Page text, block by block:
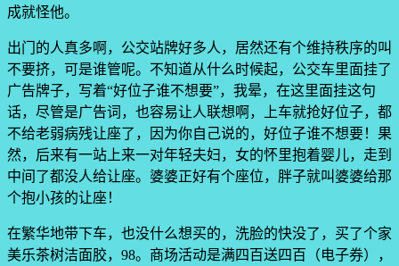
成就怪他。
出门的人真多啊，公交站牌好多人，居然还有个维持秩序的叫
不要挤，可是谁管呢。不知道从什么时候起，公交车里面挂了
广告牌子，写着“好位子谁不想要”，我晕，在这里面挂这句
话，尽管是广告词，也容易让人联想啊，上车就抢好位子，都
不给老弱病残让座了，因为你自己说的，好位子谁不想要！果
然，后来有一站上来一对年轻夫妇，女的怀里抱着婴儿，走到
中间了都没人给让座。婆婆正好有个座位，胖子就叫婆婆给那
个抱小孩的让座！
在繁华地带下车，也没什么想买的，洗脸的快没了，买了个家
美乐茶树洁面胶，98。商场活动是满四百送四百（电子券），